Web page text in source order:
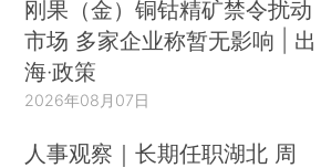
刚果（金）铜钴精矿禁令扰动
市场 多家企业称暂无影响 | 出
海·政策
2026年08月07日
人事观察｜长期任职湖北 周